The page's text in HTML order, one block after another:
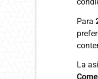
Para
La